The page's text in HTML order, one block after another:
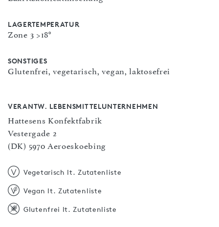
LAGERTEMPERATUR
Zone 3 >18°
SONSTIGES
Glutenfrei, vegetarisch, vegan, laktosefrei
VERANTW. LEBENSMITTELUNTERNEHMEN
Hattesens Konfektfabrik
Vestergade 2
(DK) 5970 Aeroeskoebing
Vegetarisch lt. Zutatenliste
Vegan lt. Zutatenliste
Glutenfrei lt. Zutatenliste